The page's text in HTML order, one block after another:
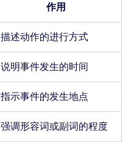
作用
描述动作的进行方式
说明事件发生的时间
指示事件的发生地点
强调形容词或副词的程度